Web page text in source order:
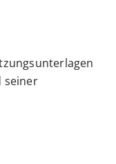
seiner